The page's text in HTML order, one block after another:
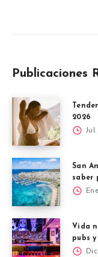
Publicaciones
2026
Jul
San
saber
Vida
pubs